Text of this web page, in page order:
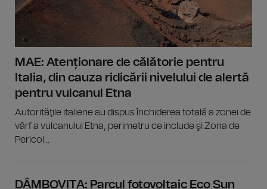
MAE: Atenționare de călătorie pentru
Italia, din cauza ridicării nivelului de alertă
pentru vulcanul Etna
Autorităţile italiene au dispus închiderea totală a zonei de
vârf a vulcanului Etna, perimetru ce include şi Zona de
Pericol...
DÂMBOVIȚA: Parcul fotovoltaic Eco Sun